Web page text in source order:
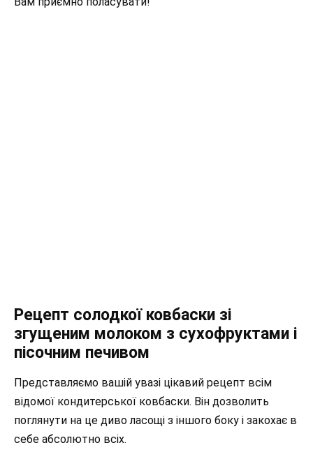
Рецепт солодкої ковбаски зі
згущеним молоком з сухофруктами і
пісочним печивом
Представляємо вашій увазі цікавий рецепт всім
відомої кондитерської ковбаски. Він дозволить
поглянути на це диво ласощі з іншого боку і закохає в
себе абсолютно всіх.